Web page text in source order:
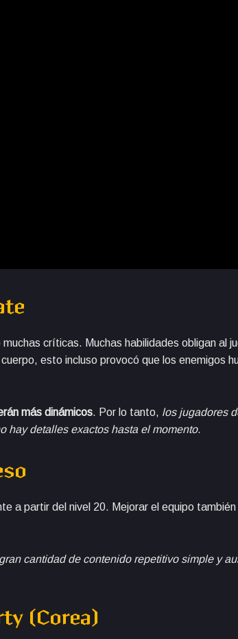
críticas. Muchas habilidades obligan al
esto incluso provocó que los enemigos
más dinámicos. Por lo tanto, los jugadores
hay detalles exactos hasta el momento.
a partir del nivel 20. Mejorar el equipo
cantidad de contenido repetitivo simple y
(Corea)